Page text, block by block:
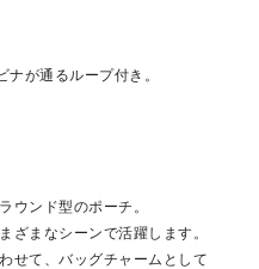
が通るループ付き。
ウンド型のポーチ。
ざまなシーンで活躍します。
せて、バッグチャームとして